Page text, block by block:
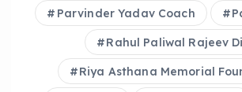
Parvinder Yadav Coach
Rahul Paliwal Rajeev
Riya Asthana Memorial